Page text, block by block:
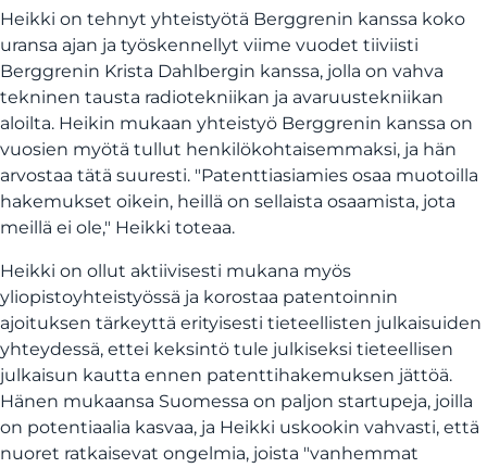
Heikki on tehnyt yhteistyötä Berggrenin kanssa koko
uransa ajan ja työskennellyt viime vuodet tiiviisti
Berggrenin Krista Dahlbergin kanssa, jolla on vahva
tekninen tausta radiotekniikan ja avaruustekniikan
aloilta. Heikin mukaan yhteistyö Berggrenin kanssa on
vuosien myötä tullut henkilökohtaisemmaksi, ja hän
arvostaa tätä suuresti. "Patenttiasiamies osaa muotoilla
hakemukset oikein, heillä on sellaista osaamista, jota
meillä ei ole," Heikki toteaa.
Heikki on ollut aktiivisesti mukana myös
yliopistoyhteistyössä ja korostaa patentoinnin
ajoituksen tärkeyttä erityisesti tieteellisten julkaisuiden
yhteydessä, ettei keksintö tule julkiseksi tieteellisen
julkaisun kautta ennen patenttihakemuksen jättöä.
Hänen mukaansa Suomessa on paljon startupeja, joilla
on potentiaalia kasvaa, ja Heikki uskookin vahvasti, että
nuoret ratkaisevat ongelmia, joista "vanhemmat